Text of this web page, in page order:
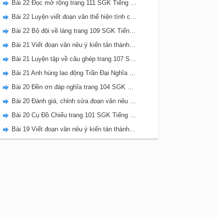
Bài 22 Đọc mở rộng trang 111 SGK Tiếng Việt 5 Kết nối tri thức tập 2
Bài 22 Luyện viết đoạn văn thể hiện tình cảm, cảm xúc về một sự việc trang 111 SGK Tiếng Việt 5 Kết nối tri thức tập 2
Bài 22 Bộ đội về làng trang 109 SGK Tiếng Việt 5 Kết nối tri thức tập 2
Bài 21 Viết đoạn văn nêu ý kiến tán thành một sự việc, hiện tượng (Bài viết số 2) trang 108 SGK Tiếng Việt 5 Kết nối tri thức tập 2
Bài 21 Luyện tập về câu ghép trang 107 SGK Tiếng Việt 5 Kết nối tri thức tập 2
Bài 21 Anh hùng lao động Trần Đại Nghĩa trang 106 SGK Tiếng Việt 5 Kết nối tri thức tập 2
Bài 20 Đền ơn đáp nghĩa trang 104 SGK Tiếng Việt 5 Kết nối tri thức tập 2
Bài 20 Đánh giá, chỉnh sửa đoạn văn nêu ý kiến tán thành một sự vật, hiện tượng trang 103 SGK Tiếng Việt 5 Kết nối tri thức tập 2
Bài 20 Cụ Đồ Chiểu trang 101 SGK Tiếng Việt 5 Kết nối tri thức tập 2
Bài 19 Viết đoạn văn nêu ý kiến tán thành một sự việc, hiện tượng (Bài viết số 1) trang 100 SGK Tiếng Việt 5 Kết nối tri thức tập 2